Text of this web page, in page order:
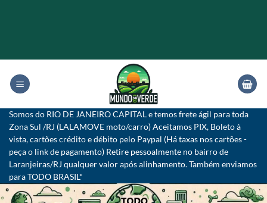
content
Somos do RIO DE JANEIRO CAPITAL e temos frete ágil para toda
Zona Sul /RJ (LALAMOVE moto/carro) Aceitamos PIX, Boleto à
vista, cartões crédito e débito pelo Paypal (Há taxas nos cartões -
peça o link de pagamento) Retire pessoalmente no bairro de
Laranjeiras/RJ qualquer valor após alinhamento. Também enviamos
para TODO BRASIL*